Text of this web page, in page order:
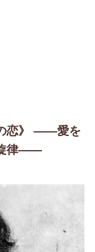
恋》 ――愛を
律――